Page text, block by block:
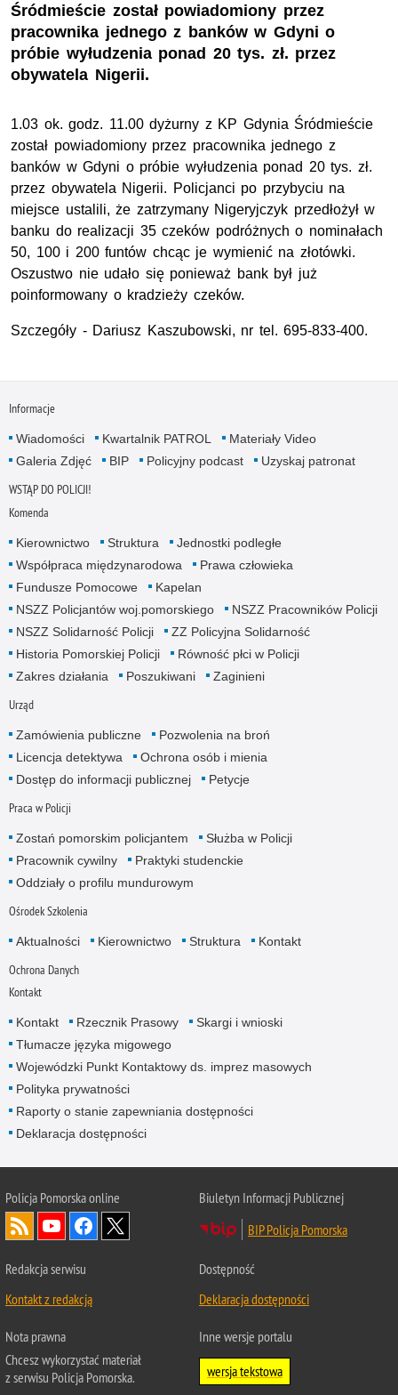
Śródmieście został powiadomiony przez
pracownika jednego z banków w Gdyni o
próbie wyłudzenia ponad 20 tys. zł. przez
obywatela Nigerii.
1.03 ok. godz. 11.00 dyżurny z KP Gdynia Śródmieście
został powiadomiony przez pracownika jednego z
banków w Gdyni o próbie wyłudzenia ponad 20 tys. zł.
przez obywatela Nigerii. Policjanci po przybyciu na
miejsce ustalili, że zatrzymany Nigeryjczyk przedłożył w
banku do realizacji 35 czeków podróżnych o nominałach
50, 100 i 200 funtów chcąc je wymienić na złotówki.
Oszustwo nie udało się ponieważ bank był już
poinformowany o kradzieży czeków.
Szczegóły - Dariusz Kaszubowski, nr tel. 695-833-400.
Informacje
Wiadomości Kwartalnik PATROL
Materiały Video
Galeria Zdjęć
BIP Policyjny podcast Uzyskaj patronat
WSTĄP DO POLICJI!
Komenda
Kierownictwo Struktura
Jednostki podległe
Współpraca międzynarodowa
Prawa człowieka
Fundusze Pomocowe
Kapelan
NSZZ Policjantów woj.pomorskiego
NSZZ Pracowników Policji
NSZZ Solidarność Policji
ZZ Policyjna Solidarność
Historia Pomorskiej Policji
Równość płci w Policji
Zakres działania
Poszukiwani Zaginieni
Urząd
Zamówienia publiczne
Pozwolenia na broń
Licencja detektywa
Ochrona osób i mienia
Dostęp do informacji publicznej
Petycje
Praca w Policji
Zostań pomorskim policjantem
Służba w Policji
Pracownik cywilny
Praktyki studenckie
Oddziały o profilu mundurowym
Ośrodek Szkolenia
Aktualności Kierownictwo Struktura Kontakt
Ochrona Danych
Kontakt
Kontakt Rzecznik Prasowy
Skargi i wnioski
Tłumacze języka migowego
Wojewódzki Punkt Kontaktowy ds. imprez masowych
Polityka prywatności
Raporty o stanie zapewniania dostępności
Deklaracja dostępności
Policja Pomorska online
Biuletyn Informacji Publicznej
BIP Policja Pomorska
Redakcja serwisu
Kontakt z redakcją
Dostępność
Deklaracja dostępności
Nota prawna
Chcesz wykorzystać materiał
z serwisu Policja Pomorska.
Inne wersje portalu
wersja tekstowa